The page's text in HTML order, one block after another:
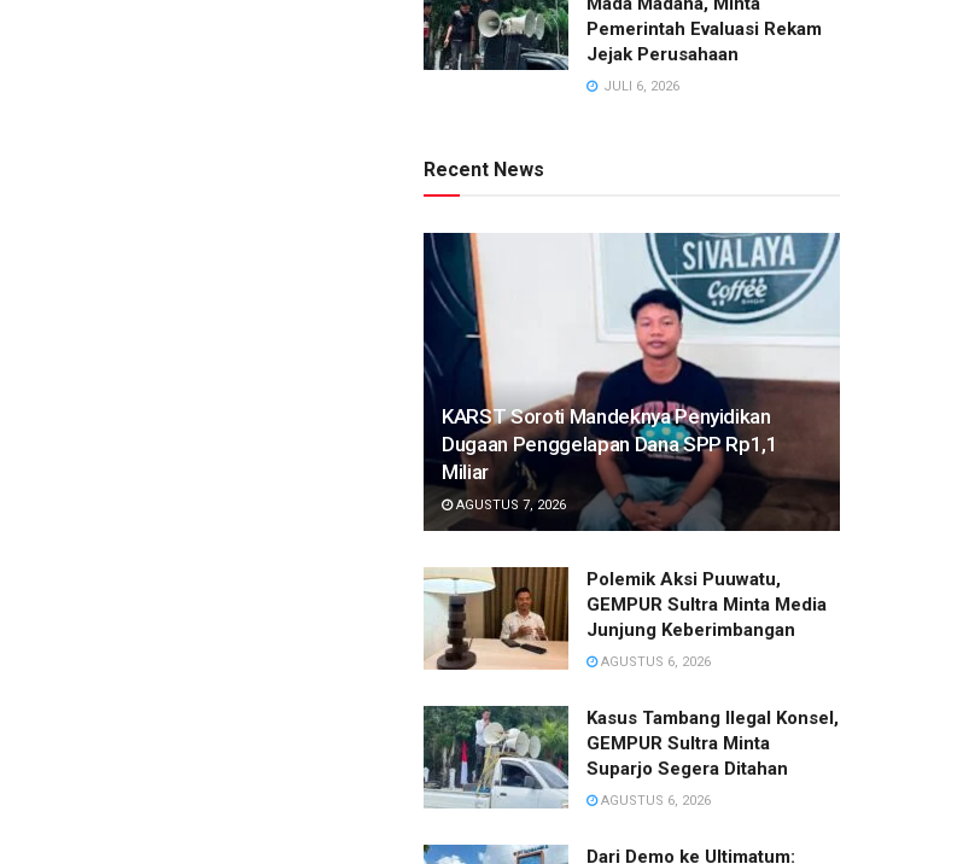
Pemerintah Evaluasi Rekam
Jejak Perusahaan
JULI 6, 2026
Recent News
KARST Soroti Mandeknya Penyidikan
Dugaan Penggelapan Dana SPP Rp1,1
Miliar
AGUSTUS 7, 2026
Polemik Aksi Puuwatu,
GEMPUR Sultra Minta Media
Junjung Keberimbangan
AGUSTUS 6, 2026
Kasus Tambang Ilegal Konsel,
GEMPUR Sultra Minta
Suparjo Segera Ditahan
AGUSTUS 6, 2026
Dari Demo ke Ultimatum: